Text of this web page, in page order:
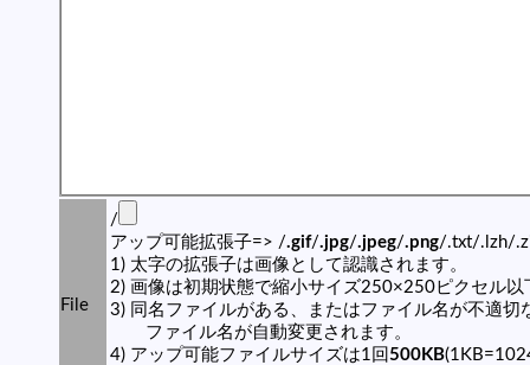
File
/
アップ可能拡張子=> /.gif/.jpg/.jpeg/.png/.txt/.lzh/
1) 太字の拡張子は画像として認識されます。
2) 画像は初期状態で縮小サイズ250×250ピクセル以
3) 同名ファイルがある、またはファイル名が不適切
ファイル名が自動変更されます。
4) アップ可能ファイルサイズは1回 500KB